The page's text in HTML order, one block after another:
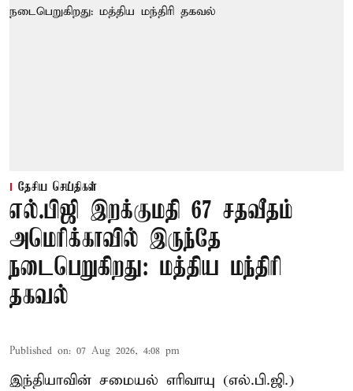
தேசிய செய்திகள்
எல்.பிஜி இறக்குமதி 67 சதவீதம்
அமெரிக்காவில் இருந்தே
நடைபெறுகிறது: மத்திய மந்திரி
தகவல்
Published on: 07 Aug 2026, 4:08 pm
இந்தியாவின் சமையல் எரிவாயு (எல்.பி.ஜி.)